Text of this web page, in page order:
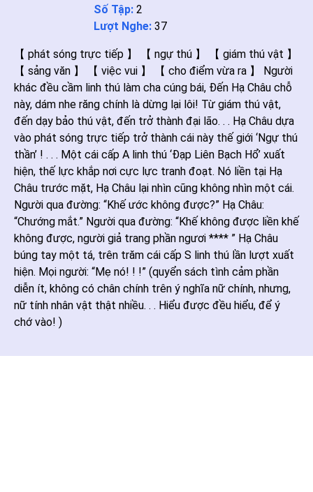
Số Tập: 2
Lượt Nghe: 37
【 phát sóng trực tiếp 】 【 ngự thú 】 【 giám thú vật 】
【 sảng văn 】 【 việc vui 】 【 cho điểm vừa ra 】 Người
khác đều cầm linh thú làm cha cúng bái, Đến Hạ Châu chỗ
này, dám nhe răng chính là dừng lại lôi! Từ giám thú vật,
đến dạy bảo thú vật, đến trở thành đại lão. . . Hạ Châu dựa
vào phát sóng trực tiếp trở thành cái này thế giới ‘Ngự thú
thần’ ! . . . Một cái cấp A linh thú ‘Đạp Liên Bạch Hổ’ xuất
hiện, thế lực khắp nơi cực lực tranh đoạt. Nó liền tại Hạ
Châu trước mặt, Hạ Châu lại nhìn cũng không nhìn một cái.
Người qua đường: “Khế ước không được?” Hạ Châu:
“Chướng mắt.” Người qua đường: “Khế không được liền khế
không được, người giả trang phần ngươi **** ” Hạ Châu
búng tay một tá, trên trăm cái cấp S linh thú lần lượt xuất
hiện. Mọi người: “Mẹ nó! ! !” (quyển sách tình cảm phần
diễn ít, không có chân chính trên ý nghĩa nữ chính, nhưng,
nữ tính nhân vật thật nhiều. . . Hiểu được đều hiểu, để ý
chớ vào! )